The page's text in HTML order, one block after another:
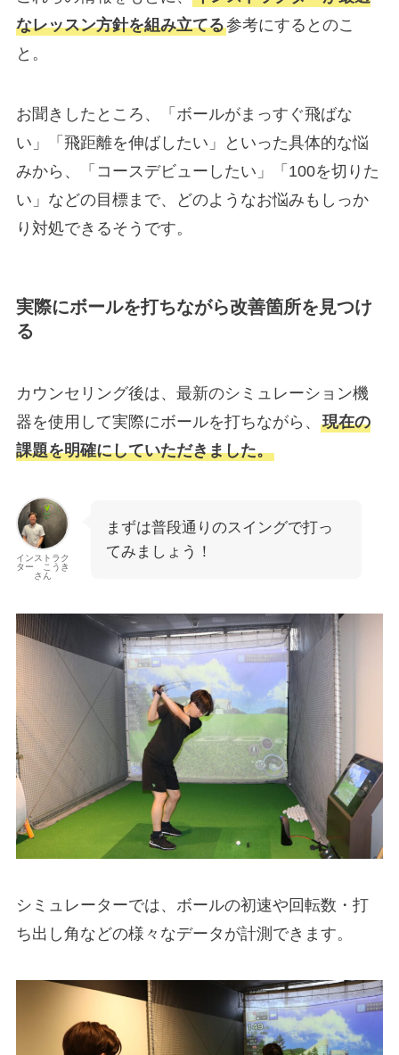
なレッスン方針を組み立てる参考にするとのこ
と。
お聞きしたところ、「ボールがまっすぐ飛ばな
い」「飛距離を伸ばしたい」といった具体的な悩
みから、「コースデビューしたい」「100を切りた
い」などの目標まで、どのようなお悩みもしっか
り対処できるそうです。
実際にボールを打ちながら改善箇所を見つけ
る
カウンセリング後は、最新のシミュレーション機
器を使用して実際にボールを打ちながら、 現在の
課題を明確にしていただきました。
インストラク
ター こうき
さん
まずは普段通りのスイングで打っ
てみましょう！
シミュレーターでは、ボールの初速や回転数・打
ち出し角などの様々なデータが計測できます。